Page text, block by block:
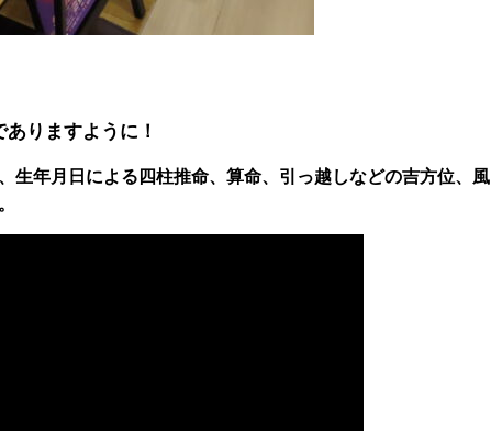
りますように！
生年月日による四柱推命、算命、引っ越しなどの吉方位、風